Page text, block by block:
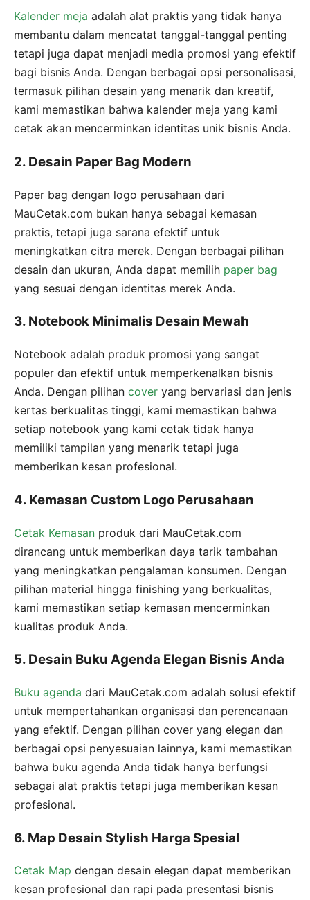
Kalender meja adalah alat praktis yang tidak hanya
membantu dalam mencatat tanggal-tanggal penting
tetapi juga dapat menjadi media promosi yang efektif
bagi bisnis Anda. Dengan berbagai opsi personalisasi,
termasuk pilihan desain yang menarik dan kreatif,
kami memastikan bahwa kalender meja yang kami
cetak akan mencerminkan identitas unik bisnis Anda.
2. Desain Paper Bag Modern
Paper bag dengan logo perusahaan dari
MauCetak.com bukan hanya sebagai kemasan
praktis, tetapi juga sarana efektif untuk
meningkatkan citra merek. Dengan berbagai pilihan
desain dan ukuran, Anda dapat memilih paper bag
yang sesuai dengan identitas merek Anda.
3. Notebook Minimalis Desain Mewah
Notebook adalah produk promosi yang sangat
populer dan efektif untuk memperkenalkan bisnis
Anda. Dengan pilihan cover yang bervariasi dan jenis
kertas berkualitas tinggi, kami memastikan bahwa
setiap notebook yang kami cetak tidak hanya
memiliki tampilan yang menarik tetapi juga
memberikan kesan profesional.
4. Kemasan Custom Logo Perusahaan
Cetak Kemasan produk dari MauCetak.com
dirancang untuk memberikan daya tarik tambahan
yang meningkatkan pengalaman konsumen. Dengan
pilihan material hingga finishing yang berkualitas,
kami memastikan setiap kemasan mencerminkan
kualitas produk Anda.
5. Desain Buku Agenda Elegan Bisnis Anda
Buku agenda dari MauCetak.com adalah solusi efektif
untuk mempertahankan organisasi dan perencanaan
yang efektif. Dengan pilihan cover yang elegan dan
berbagai opsi penyesuaian lainnya, kami memastikan
bahwa buku agenda Anda tidak hanya berfungsi
sebagai alat praktis tetapi juga memberikan kesan
profesional.
6. Map Desain Stylish Harga Spesial
Cetak Map dengan desain elegan dapat memberikan
kesan profesional dan rapi pada presentasi bisnis